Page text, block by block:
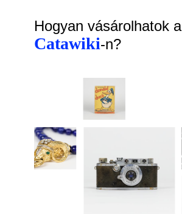
Hogyan vásárolhatok a
Catawiki-n?